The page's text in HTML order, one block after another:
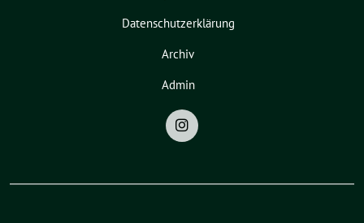
Datenschutzerklärung
Archiv
Admin